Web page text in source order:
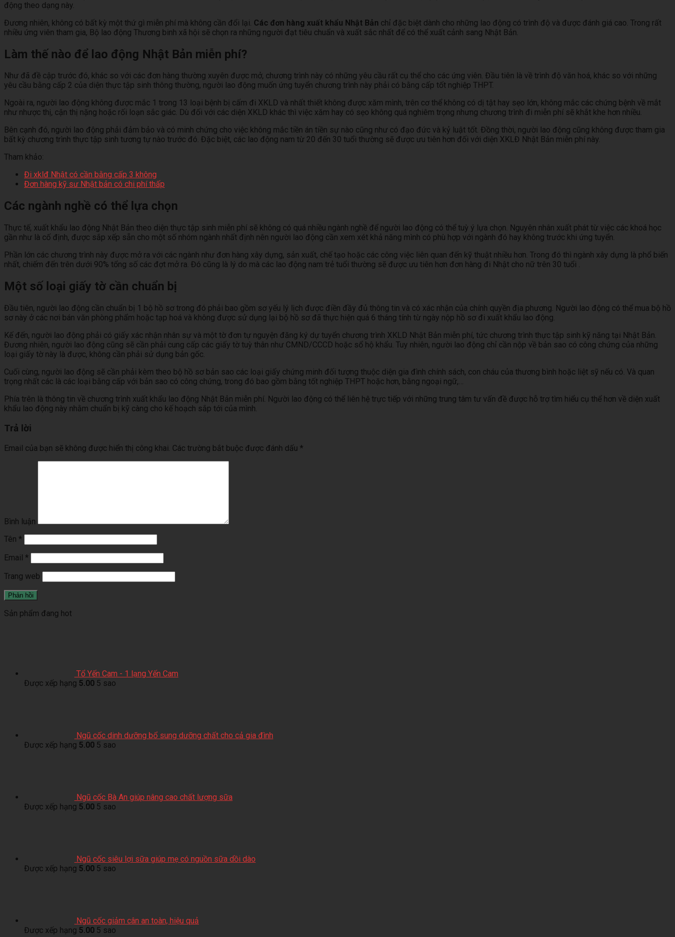
động theo dạng này.
Đương nhiên, không có bất kỳ một thứ gì miễn phí mà không cần đổi lại. Các đơn hàng xuất khẩu Nhật Bản chỉ đặc biệt dành cho những lao động có trình độ và được đánh giá cao. Trong rất
nhiều ứng viên tham gia, Bộ lao động Thương binh xã hội sẽ chọn ra những người đạt tiêu chuẩn và xuất sắc nhất để có thể xuất cảnh sang Nhật Bản.
Làm thế nào để lao động Nhật Bản miễn phí?
Như đã đề cập trước đó, khác so với các đơn hàng thường xuyên được mở, chương trình này có những yêu cầu rất cụ thể cho các ứng viên. Đầu tiên là về trình độ văn hoá, khác so với những
yêu cầu bằng cấp 2 của diện thực tập sinh thông thường, người lao động muốn ứng tuyển chương trình này phải có bằng cấp tốt nghiệp THPT.
Ngoài ra, người lao động không được mắc 1 trong 13 loại bệnh bị cấm đi XKLD và nhất thiết không được xăm mình, trên cơ thể không có dị tật hay sẹo lớn, không mắc các chứng bệnh về mắt
như nhược thị, cận thị nặng hoặc rối loạn sắc giác. Dù đối với các diện XKLD khác thì việc xăm hay có sẹo không quá nghiêm trọng nhưng chương trình đi miễn phí sẽ khắt khe hơn nhiều.
Bên cạnh đó, người lao động phải đảm bảo và có minh chứng cho việc không mắc tiền án tiền sự nào cũng như có đạo đức và kỷ luật tốt. Đồng thời, người lao động cũng không được tham gia
bất kỳ chương trình thực tập sinh tương tự nào trước đó. Đặc biệt, các lao động nam từ 20 đến 30 tuổi thường sẽ được ưu tiên hơn đối với diện XKLĐ Nhật Bản miễn phí này.
Tham khảo:
Đi xklđ Nhật có cần bằng cấp 3 không
Đơn hàng kỹ sư Nhật bản có chi phí thấp
Các ngành nghề có thể lựa chọn
Thực tế, xuất khẩu lao động Nhật Bản theo diện thực tập sinh miễn phí sẽ không có quá nhiều ngành nghề để người lao động có thể tuỳ ý lựa chọn. Nguyên nhân xuất phát từ việc các khoá học
gần như là cố định, được sắp xếp sẵn cho một số nhóm ngành nhất định nên người lao động cần xem xét khả năng mình có phù hợp với ngành đó hay không trước khi ứng tuyển.
Phần lớn các chương trình này được mở ra với các ngành như đơn hàng xây dựng, sản xuất, chế tạo hoặc các công việc liên quan đến kỹ thuật nhiều hơn. Trong đó thì ngành xây dựng là phổ biến
nhất, chiếm đến trên dưới 90% tổng số các đợt mở ra. Đó cũng là lý do mà các lao động nam trẻ tuổi thường sẽ được ưu tiên hơn đơn hàng đi Nhật cho nữ trên 30 tuổi .
Một số loại giấy tờ cần chuẩn bị
Đầu tiên, người lao động cần chuẩn bị 1 bộ hồ sơ trong đó phải bao gồm sơ yếu lý lịch được điền đầy đủ thông tin và có xác nhận của chính quyền địa phương. Người lao động có thể mua bộ hồ
sơ này ở các nơi bán văn phòng phẩm hoặc tạp hoá và không được sử dụng lại bộ hồ sơ đã thực hiện quá 6 tháng tính từ ngày nộp hồ sơ đi xuất khẩu lao động.
Kế đến, người lao động phải có giấy xác nhận nhân sự và một tờ đơn tự nguyện đăng ký dự tuyển chương trình XKLD Nhật Bản miễn phí, tức chương trình thực tập sinh kỹ năng tại Nhật Bản.
Đương nhiên, người lao động cũng sẽ cần phải cung cấp các giấy tờ tuỳ thân như CMND/CCCD hoặc sổ hộ khẩu. Tuy nhiên, người lao động chỉ cần nộp về bản sao có công chứng của những
loại giấy tờ này là được, không cần phải sử dụng bản gốc.
Cuối cùng, người lao động sẽ cần phải kèm theo bộ hồ sơ bản sao các loại giấy chứng minh đối tượng thuộc diện gia đình chính sách, con cháu của thương bình hoặc liệt sỹ nếu có. Và quan
trọng nhất các là các loại bằng cấp với bản sao có công chứng, trong đó bao gồm bằng tốt nghiệp THPT hoặc hơn, bằng ngoại ngữ,…
Phía trên là thông tin về chương trình xuất khẩu lao động Nhật Bản miễn phí. Người lao động có thể liên hệ trực tiếp với những trung tâm tư vấn đề được hỗ trợ tìm hiểu cụ thể hơn về diện xuất
khẩu lao động này nhằm chuẩn bị kỹ càng cho kế hoạch sắp tới của mình.
Trả lời
Email của bạn sẽ không được hiển thị công khai. Các trường bắt buộc được đánh dấu *
Bình luận
Tên *
Email *
Trang web
Sản phẩm đang hot
Tổ Yến Cam - 1 lạng Yến Cam
Được xếp hạng 5.00 5 sao
Ngũ cốc dinh dưỡng bổ sung dưỡng chất cho cả gia đình
Được xếp hạng 5.00 5 sao
Ngũ cốc Bà An giúp nâng cao chất lượng sữa
Được xếp hạng 5.00 5 sao
Ngũ cốc siêu lợi sữa giúp mẹ có nguồn sữa dồi dào
Được xếp hạng 5.00 5 sao
Ngũ cốc giảm cân an toàn, hiệu quả
Được xếp hạng 5.00 5 sao